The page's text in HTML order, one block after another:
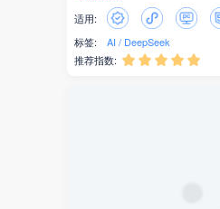
数字园区
工位
适用:
标签:
AI
DeepSeek
推荐指数:     